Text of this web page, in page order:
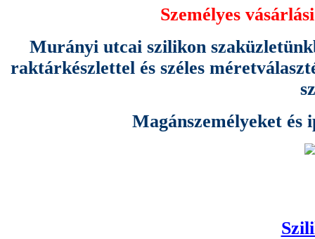
Személyes
Murányi utcai szilikon
raktárkészlettel és széles
Magánszemélyeket és